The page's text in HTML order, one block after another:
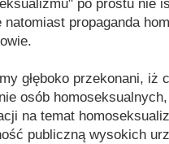
po prostu nie
natomiast propaganda
głęboko przekonani,
osób
na temat
publiczną wysokich